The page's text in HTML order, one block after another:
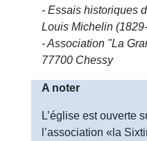
- Essais historiques
Louis Michelin
- Association "La
77700 Chessy
A noter
L’église est ouverte
l’association «la